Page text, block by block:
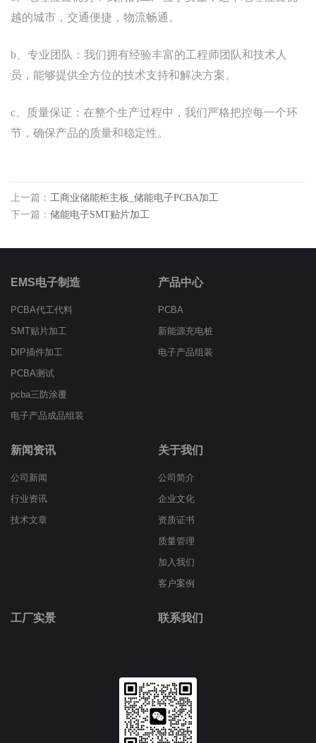
越的城市，交通便捷，物流畅通。
b、专业团队：我们拥有经验丰富的工程师团队和技术人
员，能够提供全方位的技术支持和解决方案。
c、质量保证：在整个生产过程中，我们严格把控每一个环
节，确保产品的质量和稳定性。
上一篇： 工商业储能柜主板_储能电子PCBA加工
下一篇： 储能电子SMT贴片加工
EMS电子制造
PCBA代工代料
SMT贴片加工
DIP插件加工
PCBA测试
pcba三防涂覆
电子产品成品组装
产品中心
PCBA
新能源充电桩
电子产品组装
新闻资讯
公司新闻
行业资讯
技术文章
关于我们
公司简介
企业文化
资质证书
质量管理
加入我们
客户案例
工厂实景 联系我们